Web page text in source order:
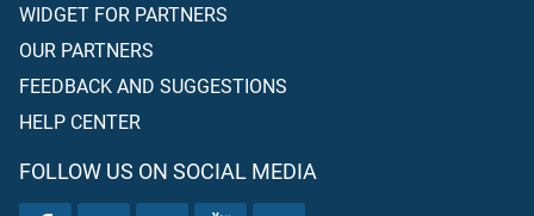
WIDGET FOR PARTNERS
OUR PARTNERS
FEEDBACK AND SUGGESTIONS
HELP CENTER
FOLLOW US ON SOCIAL MEDIA